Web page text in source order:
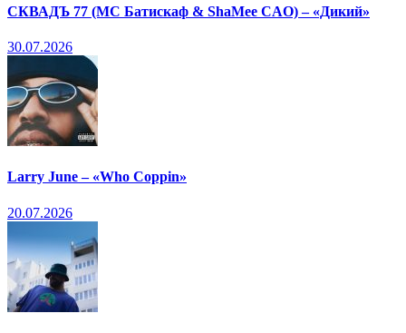
СКВАДЪ 77 (МС Батискаф & ShaMee CAO) – «Дикий»
30.07.2026
Larry June – «Who Coppin»
20.07.2026